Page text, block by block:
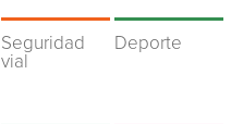
Seguridad
vial
Deporte